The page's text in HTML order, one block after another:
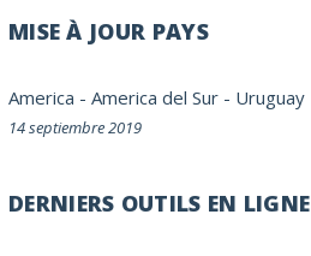
MISE À JOUR PAYS
America - America del Sur - Uruguay
14 septiembre 2019
DERNIERS OUTILS EN LIGNE